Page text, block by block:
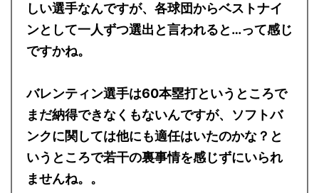
しい選手なんですが、各球団からベストナイ
ンとして一人ずつ選出と言われると…って感じ
ですかね。
バレンティン選手は60本塁打というところで
まだ納得できなくもないんですが、ソフトバ
ンクに関しては他にも適任はいたのかな？と
いうところで若干の裏事情を感じずにいられ
ませんね。。